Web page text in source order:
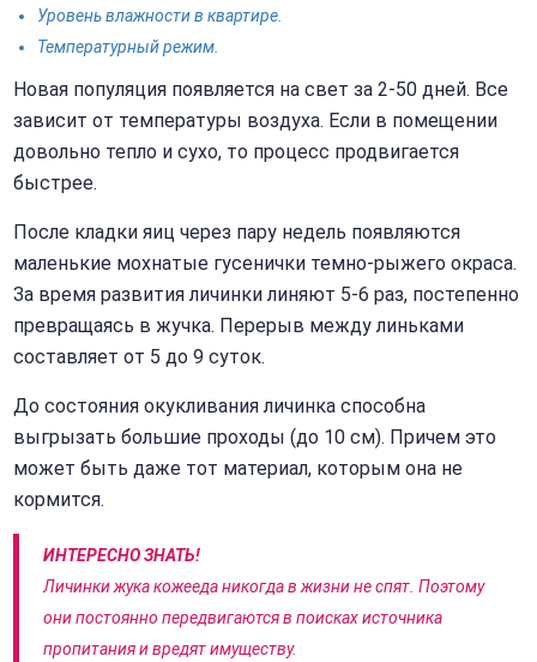
Уровень влажности в квартире.
Температурный режим.
Новая популяция появляется на свет за 2-50 дней. Все
зависит от температуры воздуха. Если в помещении
довольно тепло и сухо, то процесс продвигается
быстрее.
После кладки яиц через пару недель появляются
маленькие мохнатые гусенички темно-рыжего окраса.
За время развития личинки линяют 5-6 раз, постепенно
превращаясь в жучка. Перерыв между линьками
составляет от 5 до 9 суток.
До состояния окукливания личинка способна
выгрызать большие проходы (до 10 см). Причем это
может быть даже тот материал, которым она не
кормится.
ИНТЕРЕСНО ЗНАТЬ!
Личинки жука кожееда никогда в жизни не спят. Поэтому
они постоянно передвигаются в поисках источника
пропитания и вредят имуществу.